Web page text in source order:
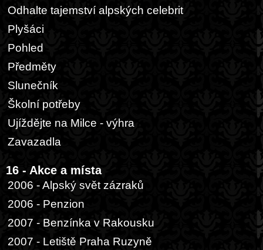
Odhalte tajemství alpských celebrit
Plyšáci
Pohled
Předměty
Slunečník
Školní potřeby
Ujíždějte na Milce - výhra
Zavazadla
16 - Akce a místa
2006 - Alpský svět zázraků
2006 - Penzion
2007 - Benzínka v Rakousku
2007 - Letiště Praha Ruzyně